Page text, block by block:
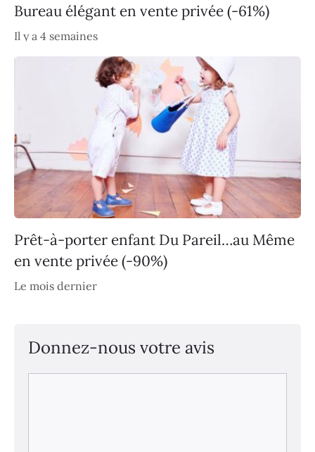
Bureau élégant en vente privée (-61%)
Il y a 4 semaines
Prêt-à-porter enfant Du Pareil…au Même
en vente privée (-90%)
Le mois dernier
Donnez-nous votre avis